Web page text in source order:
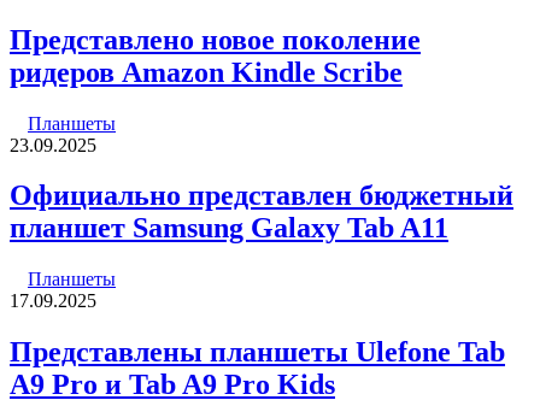
Представлено новое поколение
ридеров Amazon Kindle Scribe
Планшеты
23.09.2025
Официально представлен бюджетный
планшет Samsung Galaxy Tab A11
Планшеты
17.09.2025
Представлены планшеты Ulefone Tab
A9 Pro и Tab A9 Pro Kids